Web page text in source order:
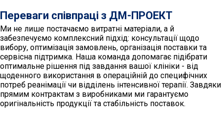
Переваги співпраці з ДМ-ПРОЕКТ
Ми не лише постачаємо витратні матеріали, а й
забезпечуємо комплексний підхід: консультації щодо
вибору, оптимізація замовлень, організація поставки та
сервісна підтримка. Наша команда допомагає підібрати
оптимальне рішення під завдання вашої клініки - від
щоденного використання в операційній до специфічних
потреб реанімації чи відділень інтенсивної терапії. Завдяки
прямим контрактам з виробниками ми гарантуємо
оригінальність продукції та стабільність поставок.